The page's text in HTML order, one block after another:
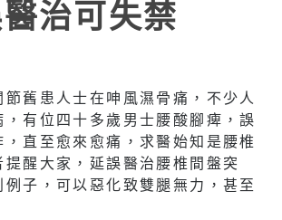
治可失禁
舊患人士在呻風濕骨痛，不少人
有位四十多歲男士腰酸腳痺，誤
，直至愈來愈痛，求醫始知是腰椎
提醒大家，延誤醫治腰椎間盤突
例子，可以惡化致雙腿無力，甚至